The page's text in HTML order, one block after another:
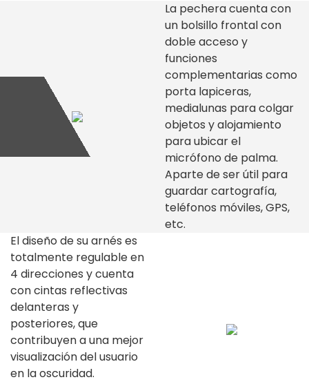
La pechera cuenta con
un bolsillo frontal con
doble acceso y
funciones
complementarias como
porta lapiceras,
medialunas para colgar
objetos y alojamiento
para ubicar el
micrófono de palma.
Aparte de ser útil para
guardar cartografía,
teléfonos móviles, GPS,
etc.
El diseño de su arnés es
totalmente regulable en
4 direcciones y cuenta
con cintas reflectivas
delanteras y
posteriores, que
contribuyen a una mejor
visualización del usuario
en la oscuridad.